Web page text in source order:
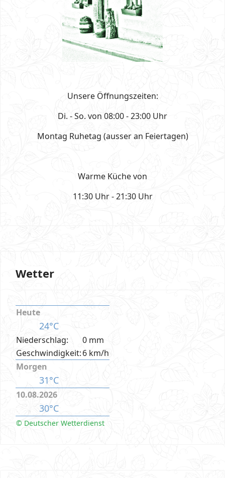
Unsere Öffnungszeiten:
Di. - So. von 08:00 - 23:00 Uhr
Montag Ruhetag (ausser an Feiertagen)
Warme Küche von
11:30 Uhr - 21:30 Uhr
Wetter
Heute
24°C
Niederschlag:
0 mm
Geschwindigkeit:6 km/h
Morgen
31°C
10.08.2026
30°C
© Deutscher Wetterdienst